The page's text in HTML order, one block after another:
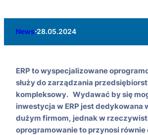
News·28.05.2024
ERP to wyspecjalizowane
służy do zarządzania
kompleksowy. Wydawać by się
inwestycja w ERP jest dedykowana
dużym firmom, jednak w
oprogramowanie to przynosi